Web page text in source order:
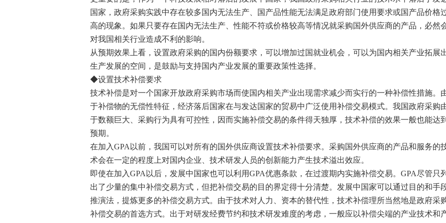
国家，政府采购实践中存在较多国内无法生产、国产品性能无法满足政府部门使用要求或国产品价格
高的现象。如果只要存在国内无法生产、性能不符或价格较高等情况就采购国外供应商的产品，必然
对我国相关行业造成不利的影响。
从预期效果上看，设置政府采购的国内份额要求，可以增加过国就业机会，可以为国内相关产业拓展
生产发展的空间，是鼓励与支持国内产业发展的重要政策性选择。
◆设置技术补偿要求
技术补偿是对一个国家开放政府采购市场而使国内相关产业出现需求减少而实行的一种补偿性措施。
于补偿物的无偿性特征，经济落后国家在与发达国家的贸易中广泛使用补偿交易模式。我国政府采购
于数额巨大、采购行为具有可控性，因而实施补偿交易的条件得天独厚，技术补偿的效果一般也能达到
预期。
在加入GPA以前，我国可以对所有的国外供应商设置技术补偿要求。采购国外供应商的产品和服务的
术会在一定的程度上对国内企业、技术研发人员的创新能力产生技术溢出效应。
即使在加入GPA以后，发展中国家也可以利用GPA优惠条款，在过渡期内实施补偿交易。GPA尽管只列
出了少量的集中补偿交易方式，但把补偿交易的目的界定得十分清楚。发展中国家可以通过目的和手
推演法，提炼更多的补偿交易方式。由于技术对人力、资本的替代性，技术补偿理所当然地是政府采
补偿交易的首选方式。出于对研发经费节约和技术研发难度的考虑，一般应以补偿尖端的产业技术和